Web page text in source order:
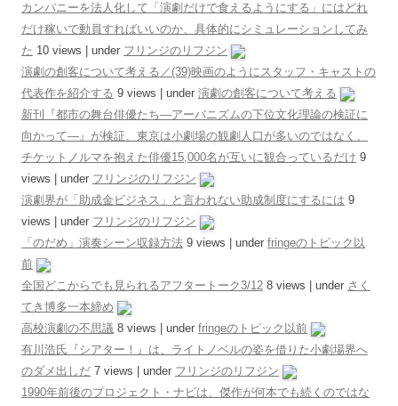
カンパニーを法人化して「演劇だけで食えるようにする」にはどれ
だけ稼いで動員すればいいのか、具体的にシミュレーションしてみ
た 10 views under フリンジのリフジン
演劇の創客について考える／(39)映画のようにスタッフ・キャストの
代表作を紹介する 9 views under 演劇の創客について考える
新刊『都市の舞台俳優たち―アーバニズムの下位文化理論の検証に
向かって―』が検証、東京は小劇場の観劇人口が多いのではなく、
チケットノルマを抱えた俳優15,000名が互いに観合っているだけ 9
views
under フリンジのリフジン
演劇界が「助成金ビジネス」と言われない助成制度にするには 9
views
under フリンジのリフジン
「のだめ」演奏シーン収録方法 9 views under fringeのトピック以
前
全国どこからでも見られるアフタートーク3/12 8 views under さく
てき博多一本締め
高校演劇の不思議 8 views under fringeのトピック以前
有川浩氏『シアター！』は、ライトノベルの姿を借りた小劇場界へ
のダメ出しだ 7 views under フリンジのリフジン
1990年前後のプロジェクト・ナビは、傑作が何本でも続くのではな